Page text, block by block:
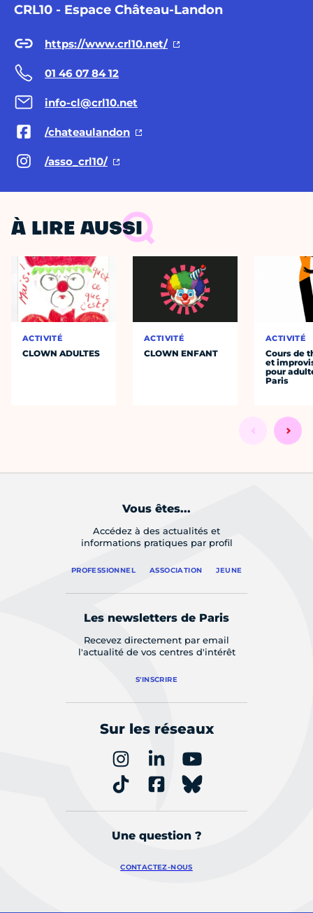
CRL10 - Espace Château-Landon
https://www.crl10.net/
01 46 07 84 12
info-cl@crl10.net
/chateaulandon
/asso_crl10/
À LIRE AUSSI
ACTIVITÉ
CLOWN ADULTES
ACTIVITÉ
CLOWN ENFANT
ACTIVITÉ
Cours de
et
pour
Paris
Vous êtes...
Accédez à des actualités et
informations pratiques par profil
PROFESSIONNEL ASSOCIATION JEUNE
Les newsletters de Paris
Recevez directement par email
l'actualité de vos centres d'intérêt
S'INSCRIRE
Sur les réseaux
Une question ?
CONTACTEZ-NOUS